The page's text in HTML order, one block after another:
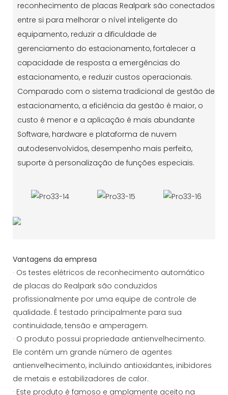
reconhecimento de placas Realpark são conectados
entre si para melhorar o nível inteligente do
equipamento, reduzir a dificuldade de
gerenciamento do estacionamento, fortalecer a
capacidade de resposta a emergências do
estacionamento, e reduzir custos operacionais.
Comparado com o sistema tradicional de gestão de
estacionamento, a eficiência da gestão é maior, o
custo é menor e a aplicação é mais abundante
Software, hardware e plataforma de nuvem
autodesenvolvidos, desempenho mais perfeito,
suporte à personalização de funções especiais.
Vantagens da empresa
· Os testes elétricos de reconhecimento automático
de placas do Realpark são conduzidos
profissionalmente por uma equipe de controle de
qualidade. É testado principalmente para sua
continuidade, tensão e amperagem.
· O produto possui propriedade antienvelhecimento.
Ele contém um grande número de agentes
antienvelhecimento, incluindo antioxidantes, inibidores
de metais e estabilizadores de calor.
· Este produto é famoso e amplamente aceito na